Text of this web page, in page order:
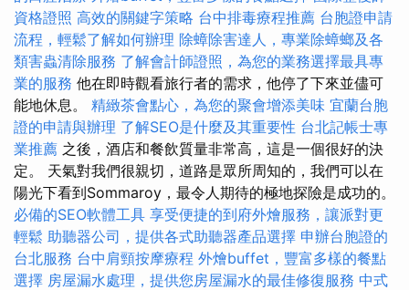
資格證照 高效的關鍵字策略 台中排毒療程推薦 台胞證申請
流程，輕鬆了解如何辦理 除蟑除害達人，專業除蟑螂及各
類害蟲清除服務 了解會計師證照，為您的業務選擇最具專
業的服務 他在即時觀看旅行者的需求，他停了下來並儘可
能地休息。 精緻茶會點心，為您的聚會增添美味 宜蘭台胞
證的申請與辦理 了解SEO是什麼及其重要性 台北記帳士專
業推薦 之後，酒店和餐飲質量非常高，這是一個很好的決
定。 天氣對我們很親切，道路是眾所周知的，我們可以在
陽光下看到Sommaroy，最令人期待的極地探險是成功的。
必備的SEO軟體工具 享受便捷的到府外燴服務，讓派對更
輕鬆 助聽器公司，提供各式助聽器產品選擇 申辦台胞證的
台北服務 台中肩頸按摩療程 外燴buffet，豐富多樣的餐點
選擇 房屋漏水處理，提供您房屋漏水的最佳修復服務 中式